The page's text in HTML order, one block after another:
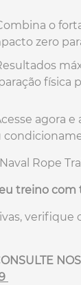
o
zero
física
agora e
Rope
treino
verifique